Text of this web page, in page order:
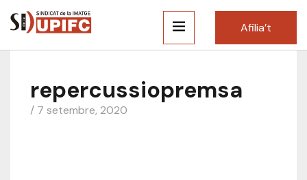
Afilia’t
repercussiopremsa
/ 7 setembre, 2020